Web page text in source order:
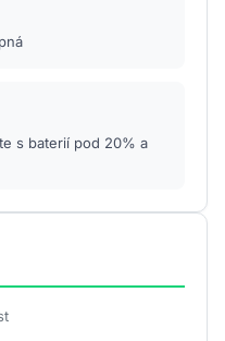
s baterií pod 20% a